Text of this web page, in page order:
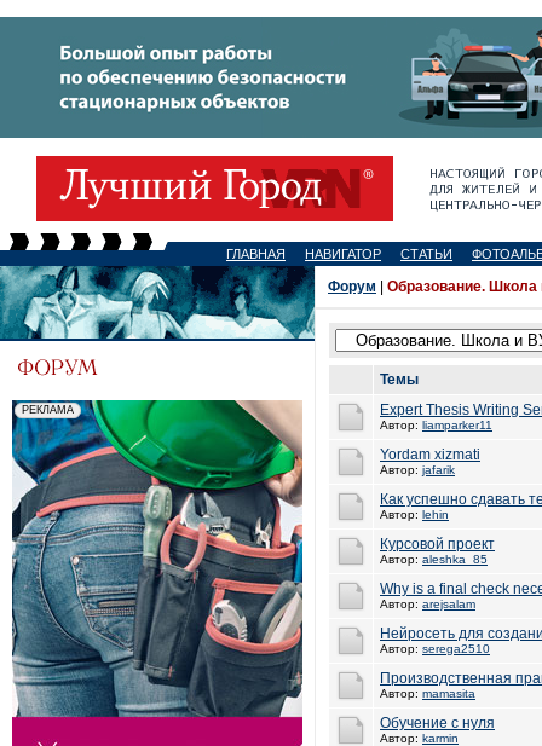
ГЛАВНАЯ НАВИГАТОР СТАТЬИ
Форум Образование. Школа
Темы
Expert Thesis Writing
Автор: liamparker11
Yordam xizmati
Автор: jafarik
Как успешно сдавать
Автор: lehin
Курсовой проект
Автор: aleshka_85
Why is a final check
Автор: arejsalam
Нейросеть для
Автор: serega2510
Производственная
Автор: mamasita
Обучение с нуля
Автор: karmin